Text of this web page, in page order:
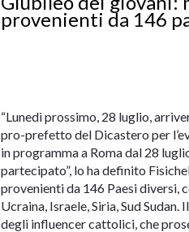
provenienti da 146
“Lunedì prossimo, 28 luglio,
pro-prefetto del Dicastero per
in programma a Roma dal 28
partecipato”, lo ha definito
provenienti da 146 Paesi diversi,
Ucraina, Israele, Siria, Sud
degli influencer cattolici, che